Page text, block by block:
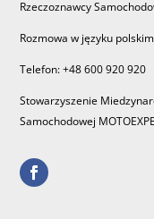
Rzeczoznawcy
Rozmowa w języku
Telefon: +48 600 920 920
Stowarzyszenie
Samochodowej